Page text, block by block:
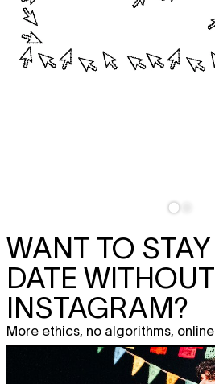
WANT TO
DATE WITHOUT
INSTAGRAM?
More ethics, no algorithms,